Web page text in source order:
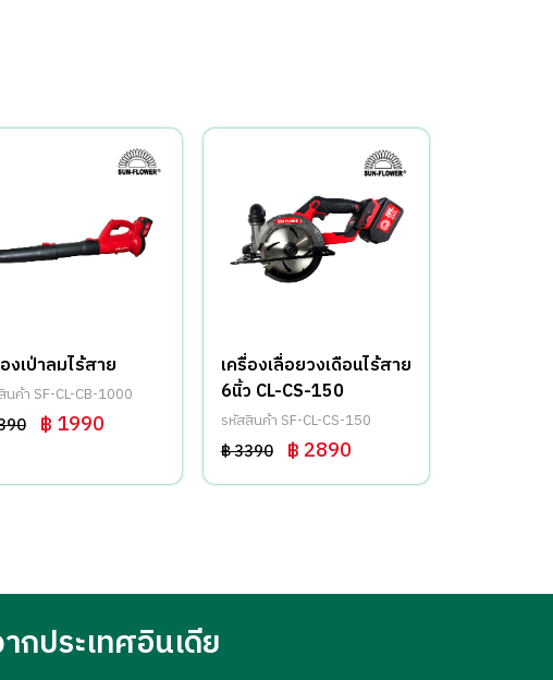
งเป่าลมไร้สาย
นค้า SF-CL-CB-1000
฿ 1990
เครื่องเลื่อยวงเดือนไร้สาย
6นิ้ว CL-CS-150
รหัสสินค้า SF-CL-CS-150
฿ 3390 ฿ 2890
ประเทศอินเดีย